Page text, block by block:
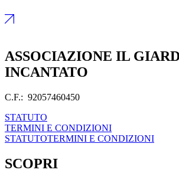
ASSOCIAZIONE IL
INCANTATO
C.F.: 92057460450
STATUTO
TERMINI E CONDIZIONI
STATUTOTERMINI E CONDIZIONI
SCOPRI